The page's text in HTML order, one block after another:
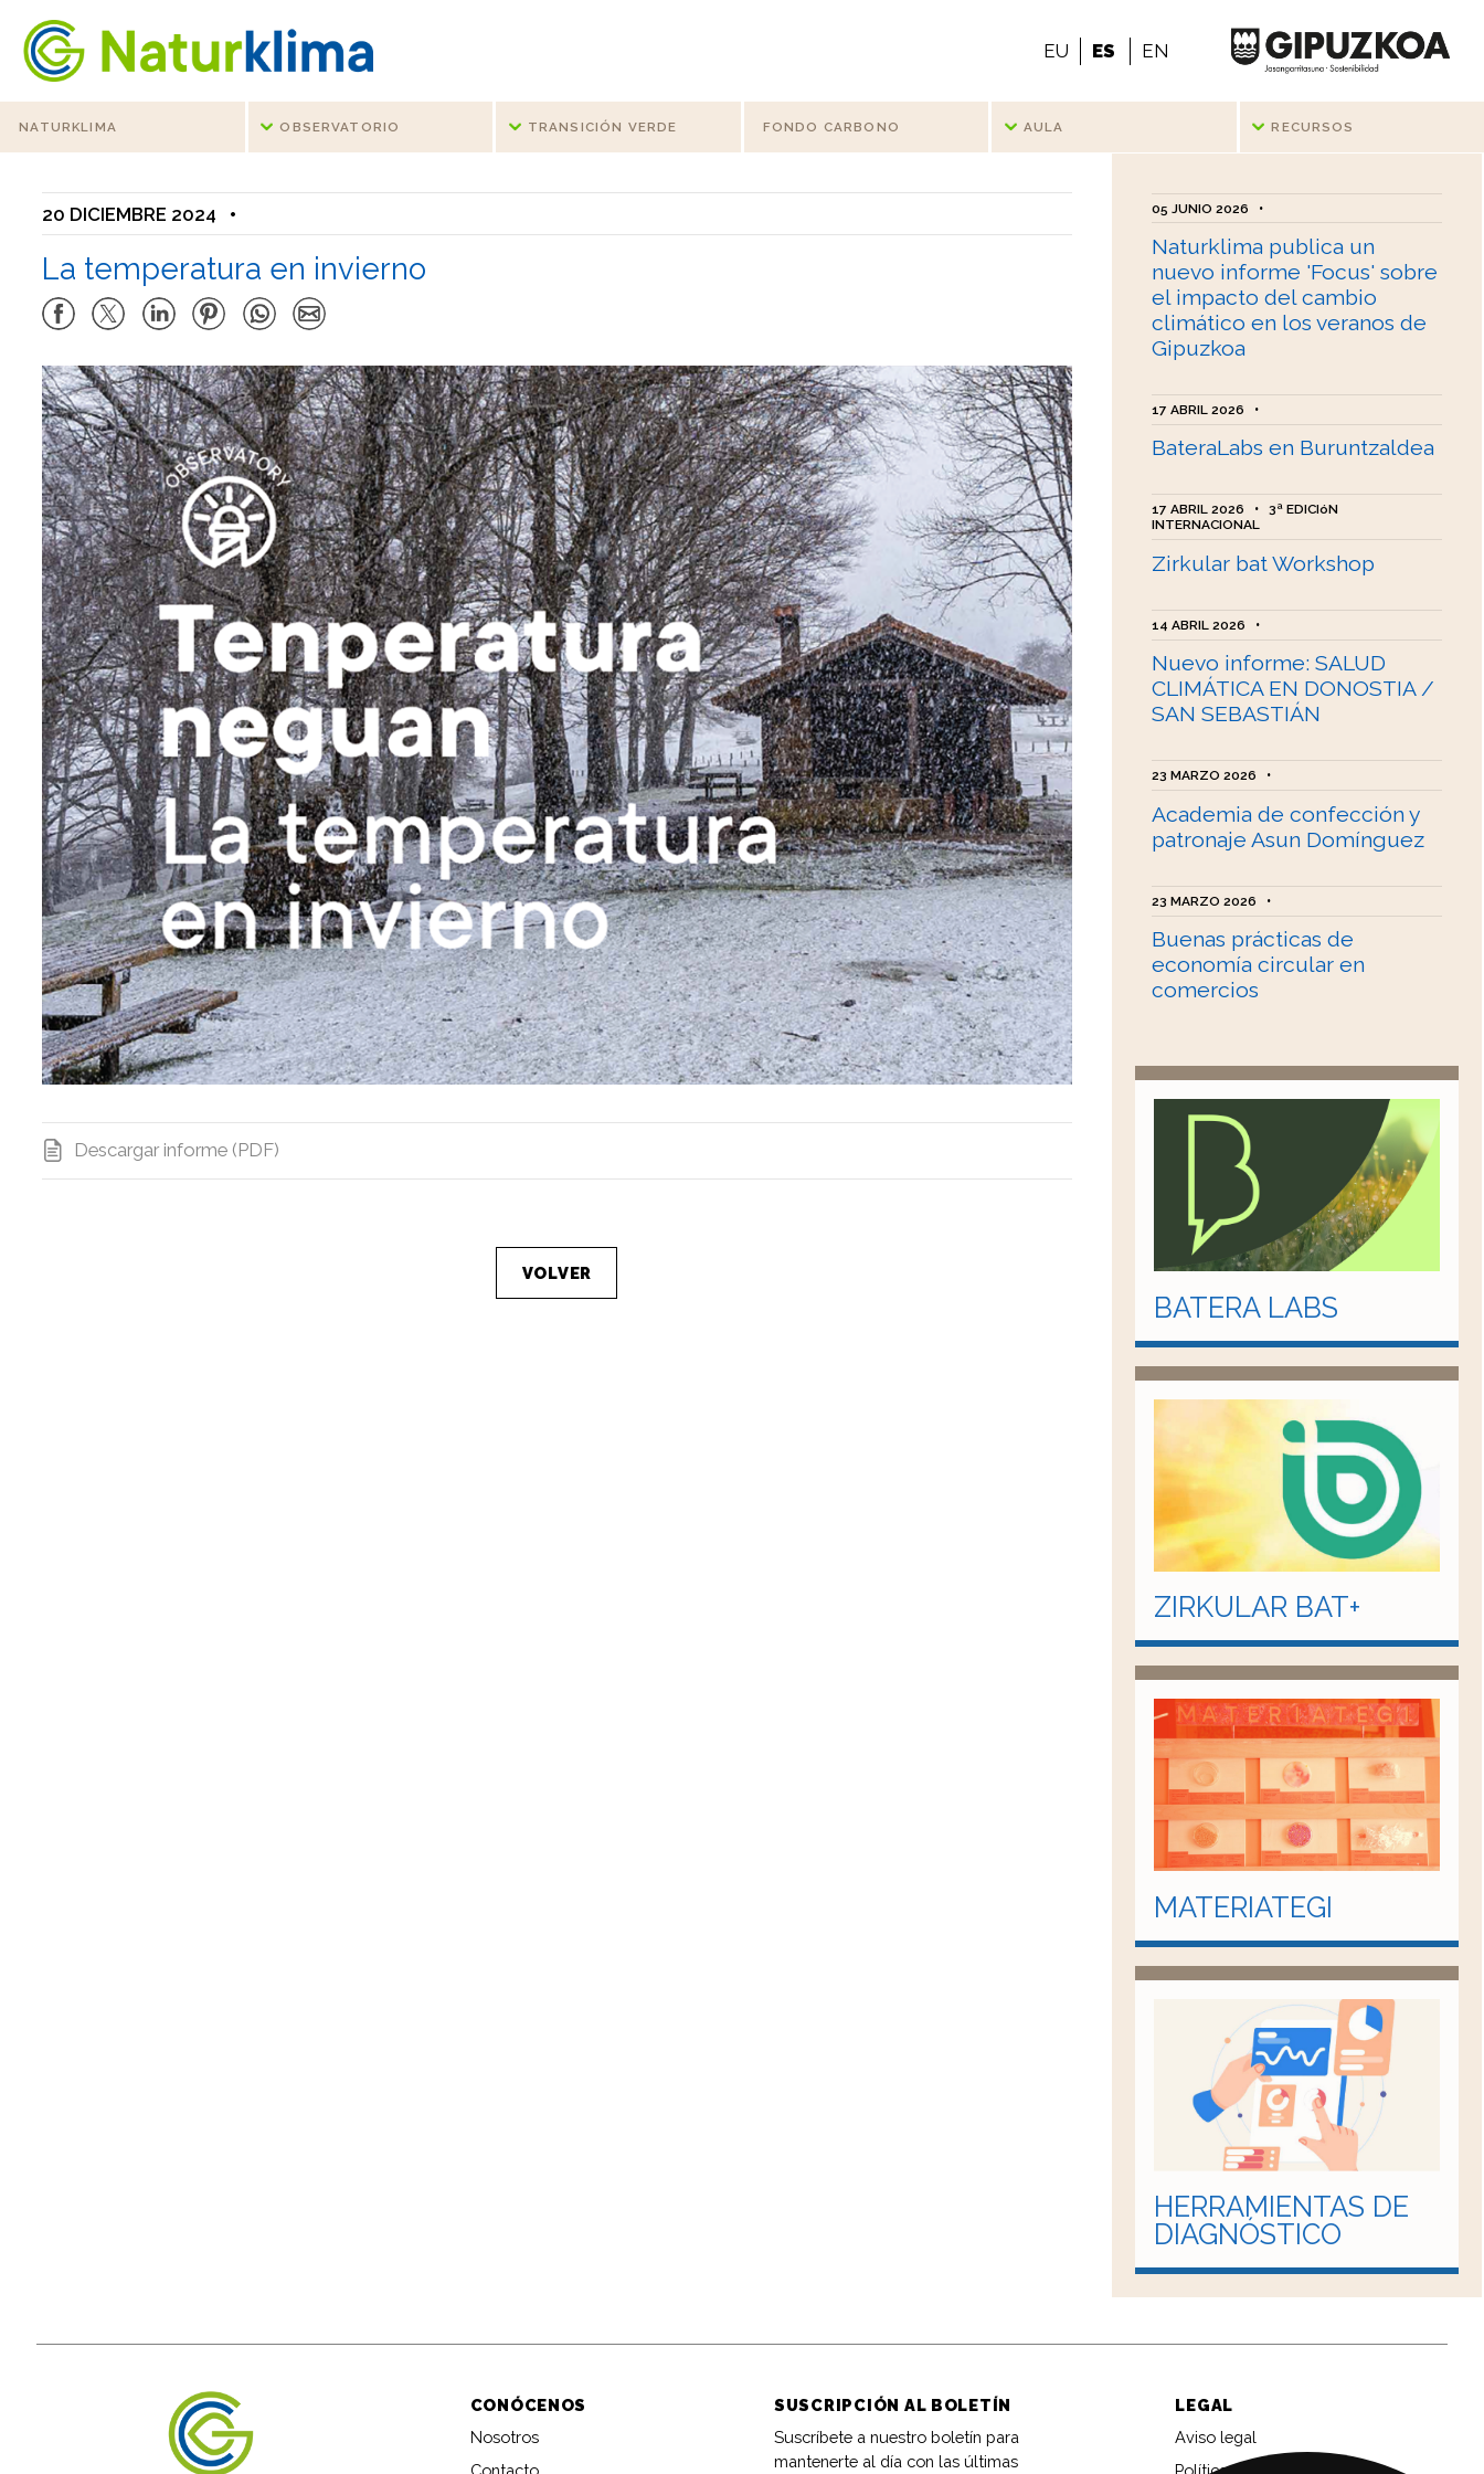
Ir al índice principal de contenidos
Ir a los contenidos
EU ES EN
NATURKLIMA OBSERVATORIO TRANSICIÓN VERDE FONDO CARBONO AULA RECURSOS
20 DICIEMBRE 2024 •
La temperatura en invierno
Descargar informe (PDF)
VOLVER
05 JUNIO 2026 •
Naturklima publica un
nuevo informe 'Focus' sobre
el impacto del cambio
climático en los veranos de
Gipuzkoa
17 ABRIL 2026 •
BateraLabs en Buruntzaldea
17 ABRIL 2026 • 3ª EDICIóN
INTERNACIONAL
Zirkular bat Workshop
14 ABRIL 2026 •
Nuevo informe: SALUD
CLIMÁTICA EN DONOSTIA /
SAN SEBASTIÁN
23 MARZO 2026 •
Academia de confección y
patronaje Asun Domínguez
23 MARZO 2026 •
Buenas prácticas de
economía circular en
comercios
BATERA LABS
ZIRKULAR BAT+
MATERIATEGI
HERRAMIENTAS DE
DIAGNÓSTICO
CONÓCENOS
Nosotros
Contacto
SUSCRIPCIÓN AL BOLETÍN
Suscríbete a nuestro boletín para
mantenerte al día con las últimas
LEGAL
Aviso legal
Política de privacidad